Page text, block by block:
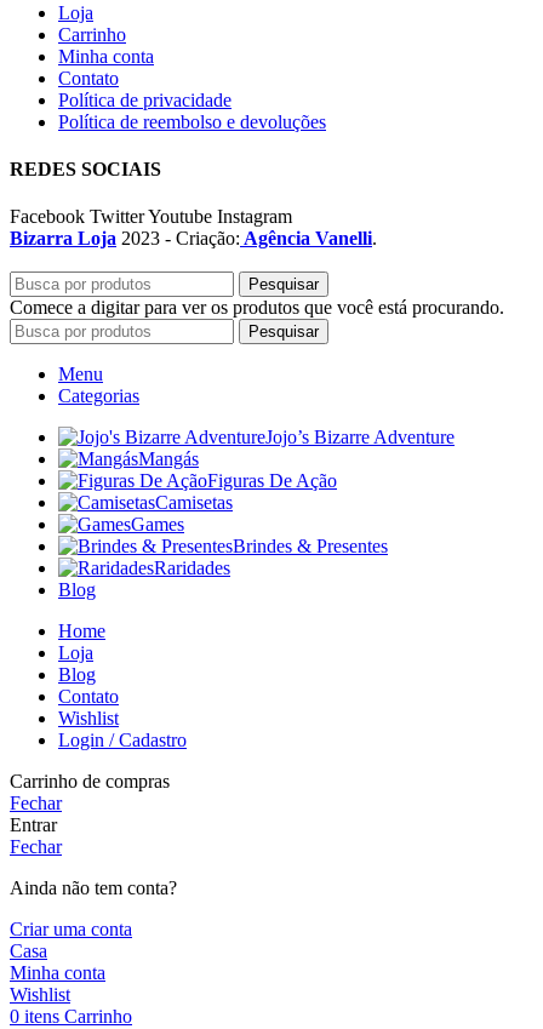
Loja
Carrinho
Minha conta
Contato
Política de privacidade
Política de reembolso e devoluções
REDES SOCIAIS
Facebook TwitterYoutube Instagram
Bizarra Loja 2023 - Criação: Agência Vanelli.
Pesquisar
Comece a digitar para ver os produtos que você está procurando.
Pesquisar
Menu
Categorias
Jojo’s Bizarre Adventure
Mangás
Figuras De Ação
Camisetas
Games
Brindes & Presentes
Raridades
Blog
Home
Loja
Blog
Contato
Wishlist
Login / Cadastro
Carrinho de compras
Fechar
Entrar
Fechar
Ainda não tem conta?
Criar uma conta
Casa
Minha conta
Wishlist
0 itens Carrinho